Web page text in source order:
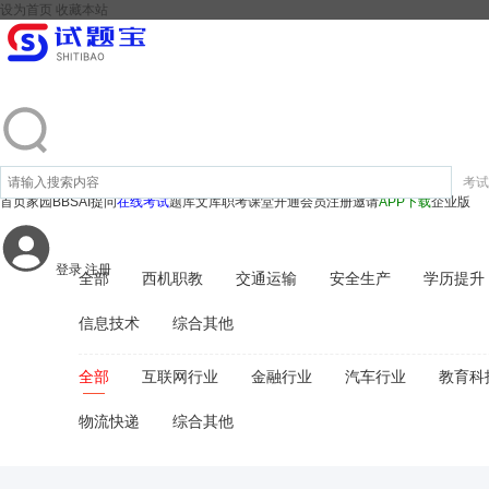
设为首页 收藏本站
考试
登录 注册
首页家园BBSAI提问在线考试题库文库职考课堂开通会员注册邀请APP下载企业版
全部 西机职教 交通运输 安全生产 学历提升
信息技术 综合其他
全部 互联网行业 金融行业 汽车行业 教育科
物流快递 综合其他